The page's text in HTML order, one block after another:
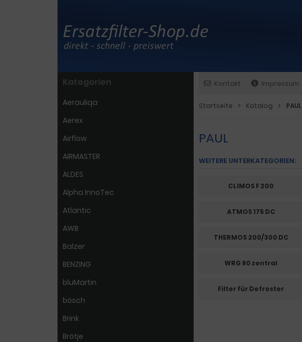
Kontakt Impressum
Startseite Katalog PAUL
PAUL
WEITERE UNTERKATEGORIEN:
CLIMOS F 200
ATMOS 175 DC
THERMOS 200/300 DC
WRG 90 zentral
Filter für Defroster
Kategorien
Aerauliqa
Aerex
Airflow
AIRMASTER
ALDES
Alpha InnoTec
Atlantic
AWB
Balzer
BENZING
bluMartin
bösch
Brink
Brötje